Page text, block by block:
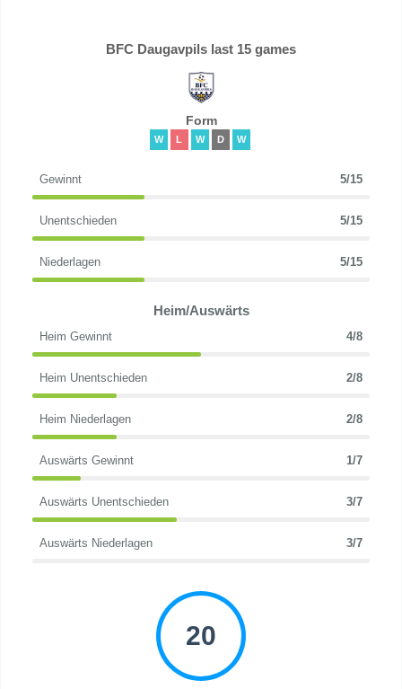
BFC Daugavpils last 15 games
Form
W L W D W
Gewinnt 5/15
Unentschieden 5/15
Niederlagen 5/15
Heim/Auswärts
Heim Gewinnt 4/8
Heim Unentschieden 2/8
Heim Niederlagen 2/8
Auswärts Gewinnt 1/7
Auswärts Unentschieden 3/7
Auswärts Niederlagen 3/7
20